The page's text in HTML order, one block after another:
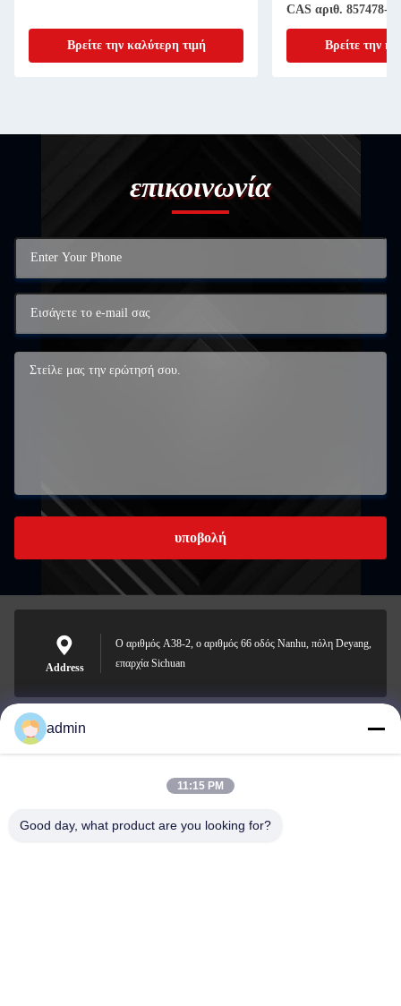
Βρείτε την καλύτερη τιμή
CAS αριθ. 857478-
Βρείτε την
επικοινωνία
υποβολή
Address
Ο αριθμός A38-2, ο αριθμός 66 οδός Nanhu, πόλη Deyang,
επαρχία Sichuan
Nero@enlaibio.com
admin
11:15 PM
Good day, what product are you looking for?